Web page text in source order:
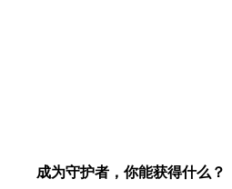
成为守护者，你能获得什么？